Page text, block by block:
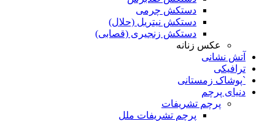
دستکش چرمی
دستکش نیتریل (حلال)
دستکش زنجیری (قصابی)
عکس زنانه
آتش نشانی
ترافیکی
`پوشاک زمستانی
دنیای پرچم
پرچم تشریفات
پرچم تشریفات ملل